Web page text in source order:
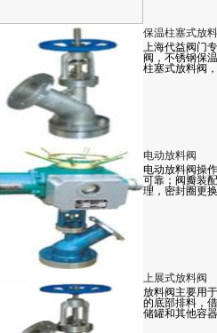
保温柱塞式放
上海代益阀门
阀，不锈钢保
柱塞式放料阀
电动放料阀
电动放料阀操
可靠；阀瓣装
理，密封圈更
上展式放料阀
放料阀主要用
的底部排料，
储罐和其他容